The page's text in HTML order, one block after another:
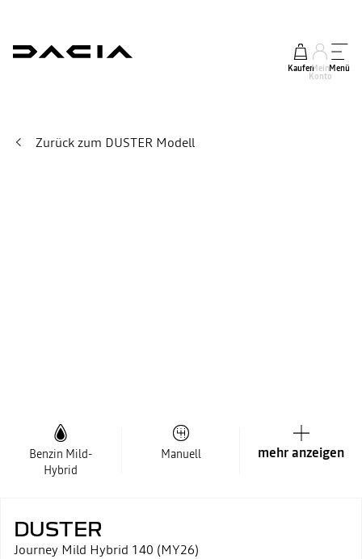
KaufenMein
Konto
Menü
Zurück zum DUSTER Modell
Benzin Mild-
Hybrid
Manuell mehr anzeigen
DUSTER
Journey Mild Hybrid 140 (MY26)